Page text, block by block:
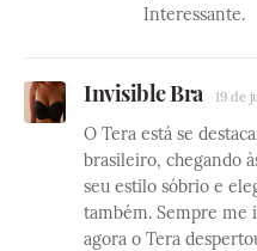
Interessante.
Invisible Bra 19 de
O Tera está se
brasileiro, chegando
seu estilo sóbrio e
também. Sempre me
agora o Tera